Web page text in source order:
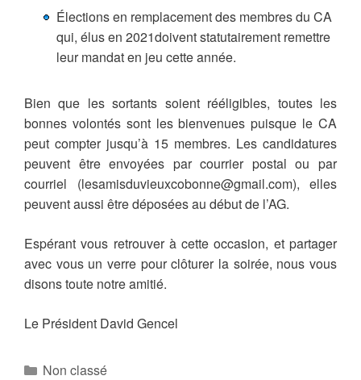
Élections en remplacement des membres du CA
qui, élus en 2021doivent statutairement remettre
leur mandat en jeu cette année.
Bien que les sortants soient rééligibles, toutes les
bonnes volontés sont les bienvenues puisque le CA
peut compter jusqu’à 15 membres. Les candidatures
peuvent être envoyées par courrier postal ou par
courriel (lesamisduvieuxcobonne@gmail.com), elles
peuvent aussi être déposées au début de l’AG.
Espérant vous retrouver à cette occasion, et partager
avec vous un verre pour clôturer la soirée, nous vous
disons toute notre amitié.
Le Président David Gencel
Catégories
Non classé